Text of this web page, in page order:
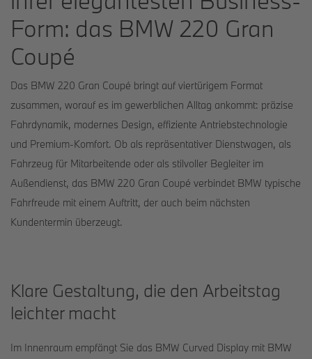
Form: das BMW 220 Gran
Coupé
Das BMW 220 Gran Coupé bringt auf viertürigem Format
zusammen, worauf es im gewerblichen Alltag ankommt: präzise
Fahrdynamik, modernes Design, effiziente Antriebstechnologie
und Premium-Komfort. Ob als repräsentativer Dienstwagen, als
Fahrzeug für Mitarbeitende oder als stilvoller Begleiter im
Außendienst, das BMW 220 Gran Coupé verbindet BMW typische
Fahrfreude mit einem Auftritt, der auch beim nächsten
Kundentermin überzeugt.
Klare Gestaltung, die den Arbeitstag
leichter macht
Im Innenraum empfängt Sie das BMW Curved Display mit BMW